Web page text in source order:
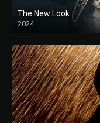
The New Look
2024